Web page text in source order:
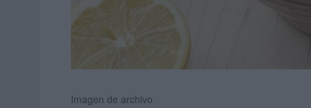
Imagen de archivo